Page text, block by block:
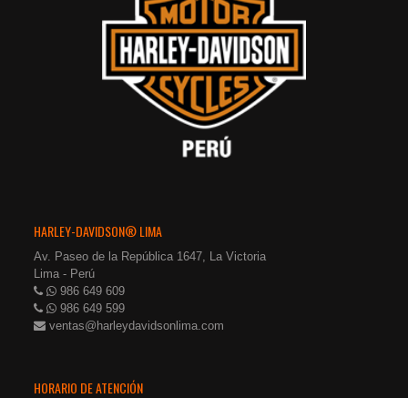
HARLEY-DAVIDSON® LIMA
Av. Paseo de la República 1647, La Victoria
Lima - Perú
986 649 609
986 649 599
ventas@harleydavidsonlima.com
HORARIO DE ATENCIÓN